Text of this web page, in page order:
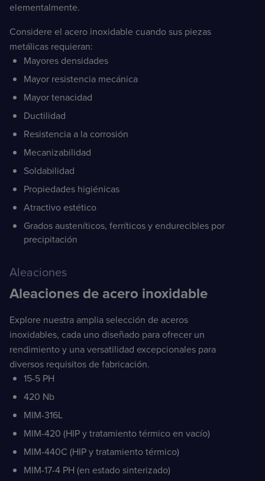
elementalmente.
Considere el acero inoxidable cuando sus piezas
metálicas requieran:
Mayores densidades
Mayor resistencia mecánica
Mayor tenacidad
Ductilidad
Resistencia a la corrosión
Mecanizabilidad
Soldabilidad
Propiedades higiénicas
Atractivo estético
Grados austeníticos, ferríticos y endurecibles por
precipitación
Aleaciones
Aleaciones de acero inoxidable
Explore nuestra amplia selección de aceros
inoxidables, cada uno diseñado para ofrecer un
rendimiento y una versatilidad excepcionales para
diversos requisitos de fabricación.
15-5 PH
420 Nb
MIM-316L
MIM-420 (HIP y tratamiento térmico en vacío)
MIM-440C (HIP y tratamiento térmico)
MIM-17-4 PH (en estado sinterizado)